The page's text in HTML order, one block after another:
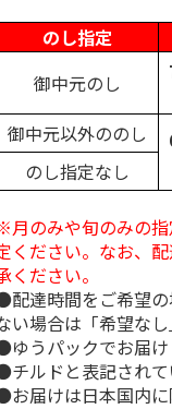
のし指定
御中元のし
御中元以外ののし
のし指定なし
月のみや旬のみの
ください。なお、
ください。
配達時間をご希望の
い場合は「希望なし
ゆうパックでお届け
チルドと表記されて
お届けは日本国内に